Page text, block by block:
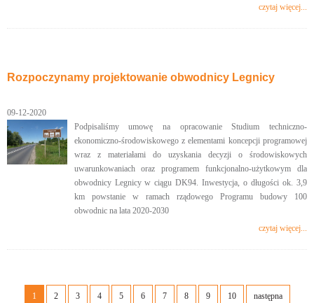
czytaj więcej...
Rozpoczynamy projektowanie obwodnicy Legnicy
09-12-2020
Podpisaliśmy umowę na opracowanie Studium techniczno-
ekonomiczno-środowiskowego z elementami koncepcji programowej
wraz z materiałami do uzyskania decyzji o środowiskowych
uwarunkowaniach oraz programem funkcjonalno-użytkowym dla
obwodnicy Legnicy w ciągu DK94. Inwestycja, o długości ok. 3,9
km powstanie w ramach rządowego Programu budowy 100
obwodnic na lata 2020-2030
czytaj więcej...
1 2 3 4 5 6 7 8 9 10 następna